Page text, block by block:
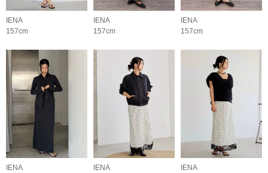
IENA
157cm
IENA
157cm
IENA
157cm
IENA
IENA
IENA